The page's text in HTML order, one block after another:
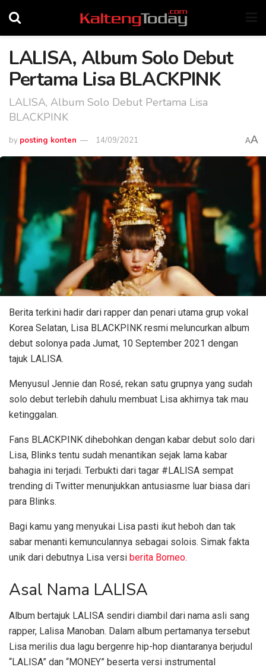
LALISA, Album Solo Debut
Pertama Lisa BLACKPINK
LALISA, Album Solo Debut Pertama Lisa
BLACKPINK
by posting konten 14/09/2021 AA
Berita terkini hadir dari rapper dan penari utama grup vokal
Korea Selatan, Lisa BLACKPINK resmi meluncurkan album
debut solonya pada Jumat, 10 September 2021 dengan
tajuk LALISA.
Menyusul Jennie dan Rosé, rekan satu grupnya yang sudah
solo debut terlebih dahulu membuat Lisa akhirnya tak mau
ketinggalan.
Fans BLACKPINK dihebohkan dengan kabar debut solo dari
Lisa, Blinks tentu sudah menantikan sejak lama kabar
bahagia ini terjadi. Terbukti dari tagar #LALISA sempat
trending di Twitter menunjukkan antusiasme luar biasa dari
para Blinks.
Bagi kamu yang menyukai Lisa pasti ikut heboh dan tak
sabar menanti kemunculannya sebagai solois. Simak fakta
unik dari debutnya Lisa versi berita Borneo.
Asal Nama LALISA
Album bertajuk LALISA sendiri diambil dari nama asli sang
rapper, Lalisa Manoban. Dalam album pertamanya tersebut
Lisa merilis dua lagu bergenre hip-hop diantaranya berjudul
“LALISA” dan “MONEY” beserta versi instrumental